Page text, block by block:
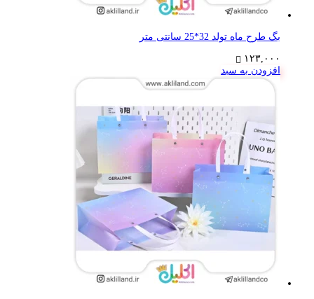
بگ طرح ماه تولد 32*25 سانتی متر
۱۲۳,۰۰۰
افزودن به سبد